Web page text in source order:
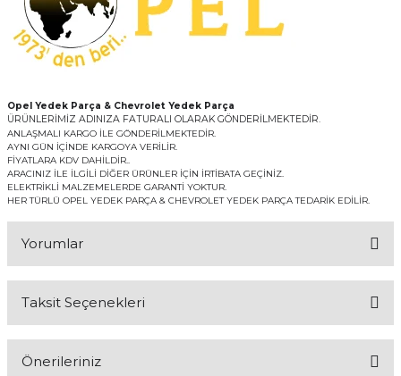
Opel Yedek Parça & Chevrolet Yedek Parça
ÜRÜNLERİMİZ ADINIZA FATURALI OLARAK GÖNDERİLMEKTEDİR.
ANLAŞMALI KARGO İLE GÖNDERİLMEKTEDİR.
AYNI GÜN İÇİNDE KARGOYA VERİLİR.
FİYATLARA KDV DAHİLDİR..
ARACINIZ İLE İLGİLİ DİĞER ÜRÜNLER İÇİN İRTİBATA GEÇİNİZ.
ELEKTRİKLİ MALZEMELERDE GARANTİ YOKTUR.
HER TÜRLÜ OPEL YEDEK PARÇA & CHEVROLET YEDEK PARÇA TEDARİK EDİLİR.
Yorumlar
Taksit Seçenekleri
Önerileriniz